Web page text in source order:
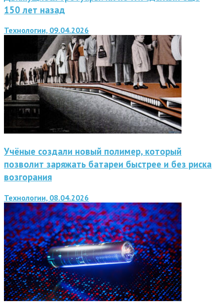
150 лет назад
Технологии, 09.04.2026
Учёные создали новый полимер, который
позволит заряжать батареи быстрее и без риска
возгорания
Технологии, 08.04.2026